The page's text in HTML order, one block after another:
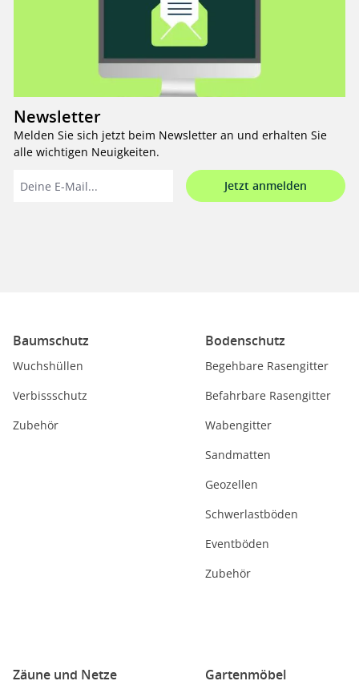
Newsletter
Melden Sie sich jetzt beim Newsletter an und erhalten Sie
alle wichtigen Neuigkeiten.
Jetzt anmelden
Baumschutz
Wuchshüllen
Verbissschutz
Zubehör
Bodenschutz
Begehbare Rasengitter
Befahrbare Rasengitter
Wabengitter
Sandmatten
Geozellen
Schwerlastböden
Eventböden
Zubehör
Zäune und Netze Gartenmöbel